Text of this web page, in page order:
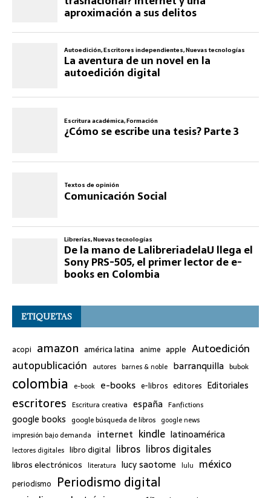
ETIQUETAS
acopi amazon américa latina anime apple Autoedición
autopublicación autores barnes & noble barranquilla bubok
colombia e-book e-books e-libros editores Editoriales
escritores Escritura creativa españa Fanfictions
google books google búsqueda de libros google news
impresión bajo demanda internet kindle latinoamérica
lectores digitales libro digital libros libros digitales
libros electrónicos literatura lucy saotome lulu méxico
periodismo Periodismo digital